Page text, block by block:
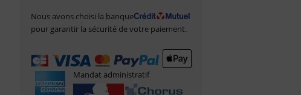
Nous avons choisi la banque
pour garantir la sécurité de votre paiement.
Mandat administratif